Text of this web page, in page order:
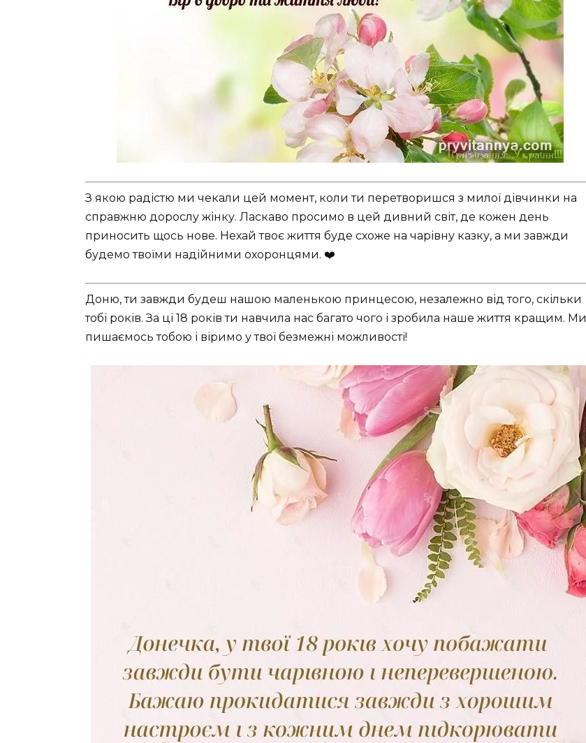
З якою радістю ми чекали цей момент, коли ти перетворишся з милої дівчинки на
справжню дорослу жінку. Ласкаво просимо в цей дивний світ, де кожен день
приносить щось нове. Нехай твоє життя буде схоже на чарівну казку, а ми завжди
будемо твоїми надійними охоронцями. ❤️
Доню, ти завжди будеш нашою маленькою принцесою, незалежно від того, скільки
тобі років. За ці 18 років ти навчила нас багато чого і зробила наше життя кращим. Ми
пишаємось тобою і віримо у твої безмежні можливості!